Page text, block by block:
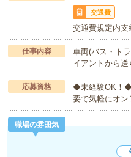
交通費
交通費規定内支
仕事内容
車両(バス・ト
イアントから
応募資格
◆未経験OK！
要で気軽にオ
職場の雰囲気